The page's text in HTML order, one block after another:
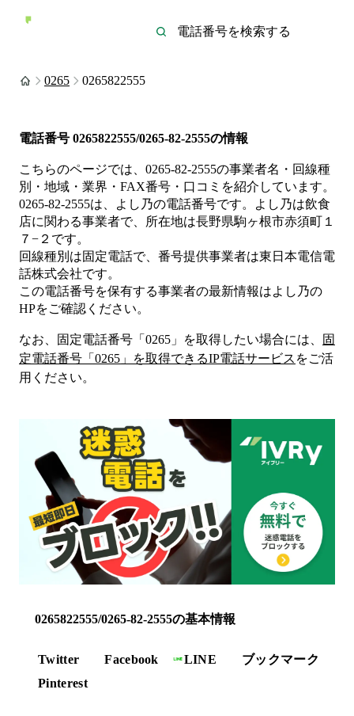
0265 0265822555
電話番号 0265822555/0265-82-2555の情報
こちらのページでは、 0265-82-2555の事業者名・回線種
別・地域・業界・FAX番号・口コミを紹介しています。
0265-82-2555は、 よし乃の電話番号です。 よし乃は飲食
店に関わる事業者で、所在地は長野県駒ヶ根市赤須町１
７−２ です。
回線種別は固定電話で、番号提供事業者は東日本電信電
話株式会社です。
この電話番号を保有する事業者の最新情報はよし乃の
HPをご確認ください。
なお、固定電話番号「 0265 」を取得したい場合には、
固
定電話番号「 0265 」を取得できるIP電話サービス をご活
用ください。
0265822555/0265-82-2555の基本情報
Twitter Facebook LINE
ブックマーク
Pinterest